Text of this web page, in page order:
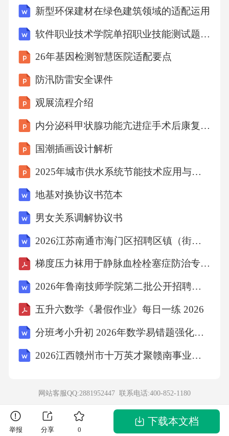
这一阶段，NGS检测逐渐被纳入临床诊疗指
南，成为晚期胸腺瘤患者的常规检测项目。2临
床行为的异质性：从“统一方案”到“个体化需求”
26年间基因检测技术的演进脉络：紧扣胸腺瘤
诊疗需求3.3液体活检与伴随诊断阶段（2020年
至今）：动态监测与精准匹配的升级2020年
A）逐渐成熟，解决了组织活检样本难获取、有
创性的问题，同时可以实现动态监测肿瘤的基
因变异演变，为靶向用药的耐药监测提供了可
能。2021年，《新英格兰医学杂志》（NEJM）
报道了一项针对TFE3融合型胸腺瘤的多中心临
床研究，其中12例患者接受克唑替尼治疗，客
观缓解率达到75%，中位无进展生存期达到18个
月；而在治疗过程中，通过液体活检发现了1例
劳拉替尼后，病灶再次缩小。这一研究证实了
液体活检在胸腺瘤靶向治疗中的动态监测价
值。同时，伴随诊断技术的成熟也让靶向药物
的使用更加规范，比如2022年国家药监局批准
化需求”26年间基因检测技术的演进脉络：紧扣
新型环保建材在绿色建筑领域的适配运用
软件职业技术学院单招职业技能测试题库及答案1套
26年基因检测智慧医院适配要点
防汛防雷安全课件
观展流程介绍
内分泌科甲状腺功能亢进症手术后康复指导
国潮插画设计解析
2025年城市供水系统节能技术应用与评估
地基对换协议书范本
男女关系调解协议书
2026江苏南通市海门区招聘区镇（街道）专职安全巡查员第二批49人考试备考题库及答案详解
梯度压力袜用于静脉血栓栓塞症防治专家共识
2026年鲁南技师学院第二批公开招聘教师和教辅人员（7名）笔试备考试题及答案详解
五升六数学《暑假作业》每日一练 2026
分班考小升初 2026年数学易错题强化训练：运算定律（人教版） 有答案
2026江西赣州市十万英才聚赣南事业单位招聘高层次急需紧缺专业技术人才359人（武汉站）笔试备考题库及答案详解
网站客服QQ:2881952447 联系电话:400-852-1180
举报 分享 0
下载本文档